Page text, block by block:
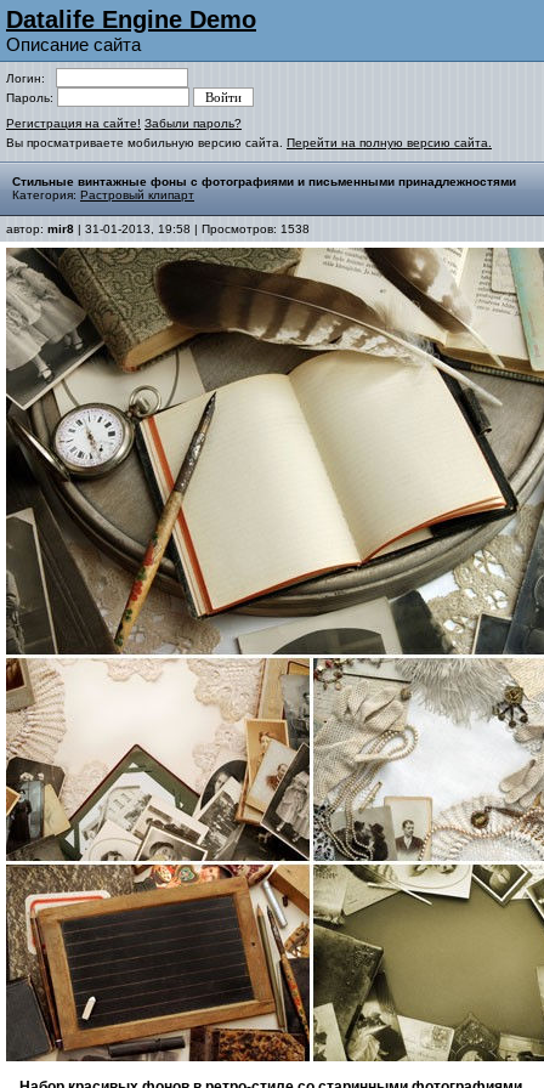
Datalife Engine Demo
Описание сайта
Логин:
Пароль:
Регистрация на сайте! Забыли пароль?
Вы просматриваете мобильную версию сайта. Перейти на полную версию сайта.
Стильные винтажные фоны с фотографиями и письменными принадлежностями
Категория: Растровый клипарт
автор: mir8 | 31-01-2013, 19:58 | Просмотров: 1538